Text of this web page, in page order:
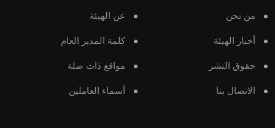
من نحن عن الهيئة
أخبار الهيئة كلمة المدير العام
حقوق النشر مواقع ذات صلة
الاتصال بنا أسماء العاملين